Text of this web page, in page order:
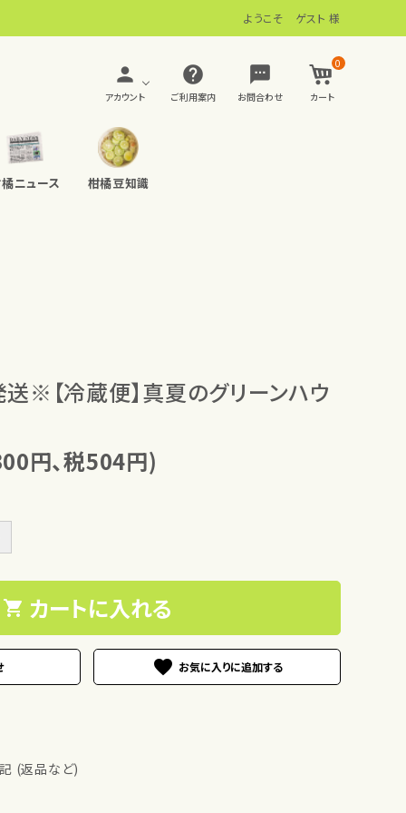
ようこそ ゲスト 様
person
アカウント
help
ご利用案内
sms
お問合わせ
0
カート
ニュース 柑橘豆知識
※【冷蔵便】真夏のグリーンハウ
円、税504円)
shopping_cart カートに入れる
favorite
(返品など)